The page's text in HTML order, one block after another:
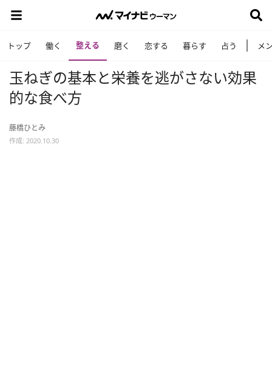
トップ 働く 整える 磨く 恋する 暮らす 占う メ
玉ねぎの基本と栄養を逃がさない効果
的な食べ方
藤橋ひとみ
作成: 2020.10.30